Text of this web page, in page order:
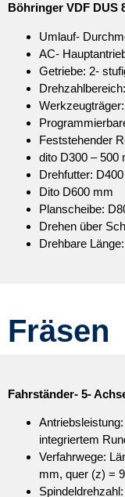
Böhringer VDF DUS
Umlauf-
AC-
Getriebe: 2-
Feststehender
dito D300 – 500
Drehfutter:
Dito D600 mm
Planscheibe:
Drehen über
Drehbare
Fräsen
Fahrständer- 5-
integriertem
Verfahrwege:
mm, quer (z) =